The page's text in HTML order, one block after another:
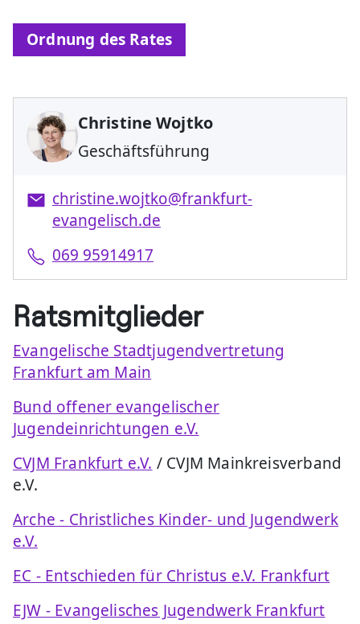
Ordnung des Rates
Christine Wojtko
Geschäftsführung
christine.wojtko@frankfurt-
evangelisch.de
069 95914917
Ratsmitglieder
Evangelische Stadtjugendvertretung
Frankfurt am Main
Bund offener evangelischer
Jugendeinrichtungen e.V.
CVJM Frankfurt e.V. / CVJM Mainkreisverband
e.V.
Arche - Christliches Kinder- und Jugendwerk
e.V.
EC - Entschieden für Christus e.V. Frankfurt
EJW - Evangelisches Jugendwerk Frankfurt